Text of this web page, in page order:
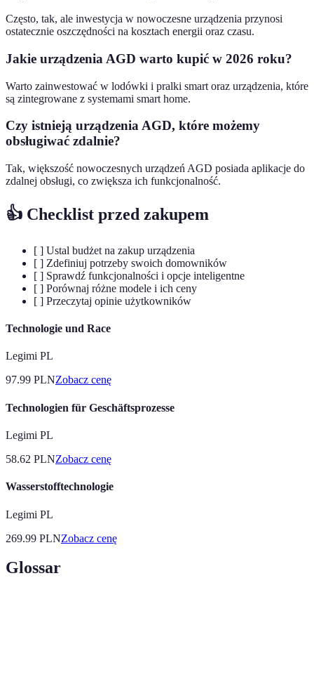
Często, tak, ale inwestycja w nowoczesne urządzenia przynosi
ostatecznie oszczędności na kosztach energii oraz czasu.
Jakie urządzenia AGD warto kupić w 2026 roku?
Warto zainwestować w lodówki i pralki smart oraz urządzenia, które
są zintegrowane z systemami smart home.
Czy istnieją urządzenia AGD, które możemy
obsługiwać zdalnie?
Tak, większość nowoczesnych urządzeń AGD posiada aplikacje do
zdalnej obsługi, co zwiększa ich funkcjonalność.
👍 Checklist przed zakupem
[ ] Ustal budżet na zakup urządzenia
[ ] Zdefiniuj potrzeby swoich domowników
[ ] Sprawdź funkcjonalności i opcje inteligentne
[ ] Porównaj różne modele i ich ceny
[ ] Przeczytaj opinie użytkowników
Technologie und Race
Legimi PL
97.99 PLNZobacz cenę
Technologien für Geschäftsprozesse
Legimi PL
58.62 PLNZobacz cenę
Wasserstofftechnologie
Legimi PL
269.99 PLNZobacz cenę
Glossar